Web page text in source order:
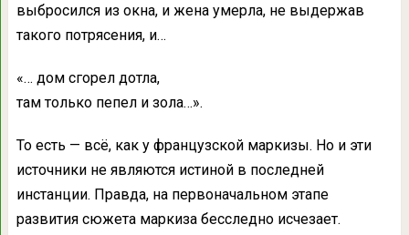
выбросился из окна, и жена умерла, не выдержав
такого потрясения, и…
«… дом сгорел дотла,
там только пепел и зола…».
То есть — всё, как у французской маркизы. Но и эти
источники не являются истиной в последней
инстанции. Правда, на первоначальном этапе
развития сюжета маркиза бесследно исчезает.